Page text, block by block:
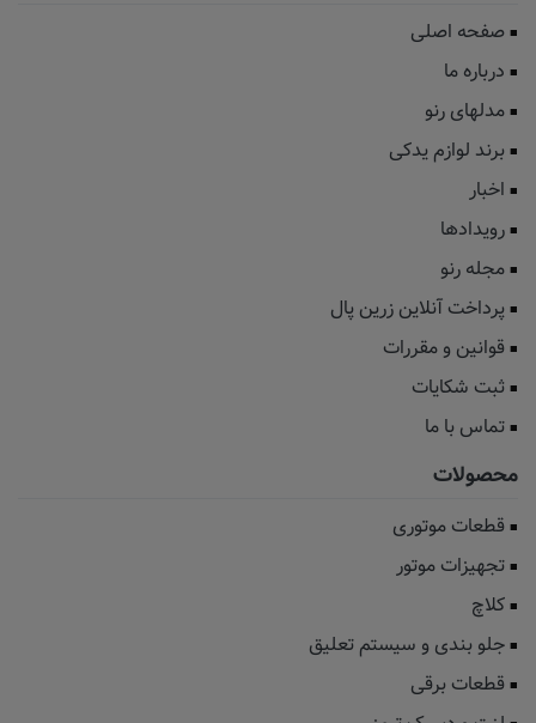
صفحه اصلی
درباره ما
مدلهای رنو
برند لوازم یدکی
اخبار
رویدادها
مجله رنو
پرداخت آنلاین زرین پال
قوانین و مقررات
ثبت شکایات
تماس با ما
محصولات
قطعات موتوری
تجهیزات موتور
کلاچ
جلو بندی و سیستم تعلیق
قطعات برقی